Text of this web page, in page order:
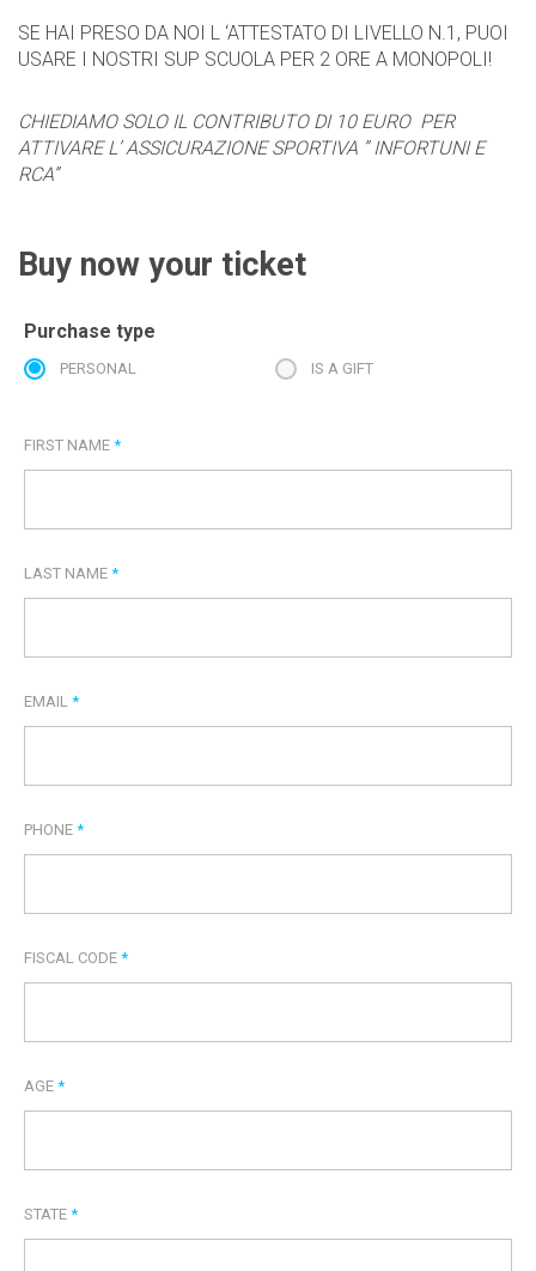
SE HAI PRESO DA NOI L ‘ATTESTATO DI LIVELLO N.1, PUOI
USARE I NOSTRI SUP SCUOLA PER 2 ORE A MONOPOLI!
CHIEDIAMO SOLO IL CONTRIBUTO DI 10 EURO PER
ATTIVARE L’ ASSICURAZIONE SPORTIVA ” INFORTUNI E
RCA”
Buy now your ticket
Purchase type
PERSONAL IS A GIFT
FIRST NAME *
LAST NAME *
EMAIL *
PHONE *
FISCAL CODE *
AGE *
STATE *